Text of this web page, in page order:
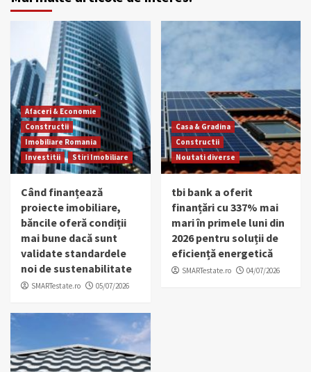
Afaceri & Economie
Constructii
Imobiliare Romania
Investitii
Stiri Imobiliare
Când finanțează
proiecte imobiliare,
băncile oferă condiții
mai bune dacă sunt
validate standardele
noi de sustenabilitate
SMARTestate.ro 05/07/2026
Casa & Gradina
Constructii
Noutati diverse
tbi bank a oferit
finanțări cu 337% mai
mari în primele luni din
2026 pentru soluții de
eficiență energetică
SMARTestate.ro 04/07/2026